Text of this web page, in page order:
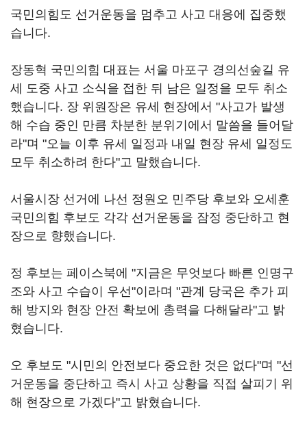
국민의힘도 선거운동을 멈추고 사고 대응에 집중했
습니다.
장동혁 국민의힘 대표는 서울 마포구 경의선숲길 유
세 도중 사고 소식을 접한 뒤 남은 일정을 모두 취소
했습니다. 장 위원장은 유세 현장에서 "사고가 발생
해 수습 중인 만큼 차분한 분위기에서 말씀을 들어달
라"며 "오늘 이후 유세 일정과 내일 현장 유세 일정도
모두 취소하려 한다"고 말했습니다.
서울시장 선거에 나선 정원오 민주당 후보와 오세훈
국민의힘 후보도 각각 선거운동을 잠정 중단하고 현
장으로 향했습니다.
정 후보는 페이스북에 "지금은 무엇보다 빠른 인명구
조와 사고 수습이 우선"이라며 "관계 당국은 추가 피
해 방지와 현장 안전 확보에 총력을 다해달라"고 밝
혔습니다.
오 후보도 "시민의 안전보다 중요한 것은 없다"며 "선
거운동을 중단하고 즉시 사고 상황을 직접 살피기 위
해 현장으로 가겠다"고 밝혔습니다.